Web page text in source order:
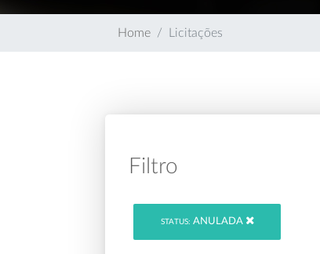
Home Licitações
Filtro
STATUS: ANULADA